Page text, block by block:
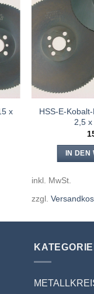
x
HSS-E-
2,5
IN DEN
inkl. MwSt.
zzgl.